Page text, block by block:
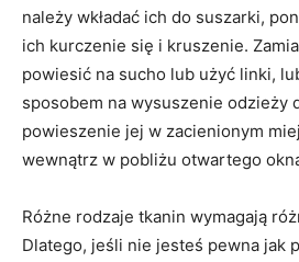
należy wkładać ich do suszarki,
ich kurczenie się i kruszenie.
powiesić na sucho lub użyć linki,
sposobem na wysuszenie odzieży
powieszenie jej w zacienionym
wewnątrz w pobliżu otwartego
Różne rodzaje tkanin wymagają
Dlatego, jeśli nie jesteś pewna jak